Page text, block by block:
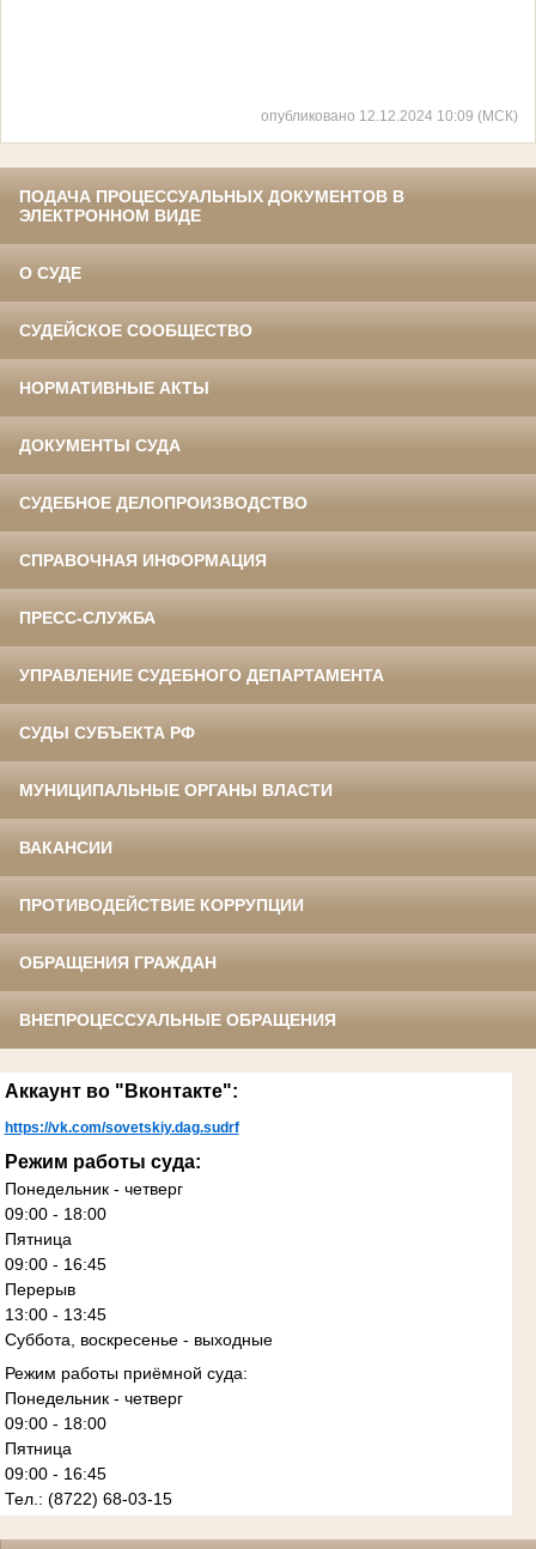
опубликовано 12.12.2024 10:09 (МСК)
ПОДАЧА ПРОЦЕССУАЛЬНЫХ ДОКУМЕНТОВ В
ЭЛЕКТРОННОМ ВИДЕ
О СУДЕ
СУДЕЙСКОЕ СООБЩЕСТВО
НОРМАТИВНЫЕ АКТЫ
ДОКУМЕНТЫ СУДА
СУДЕБНОЕ ДЕЛОПРОИЗВОДСТВО
СПРАВОЧНАЯ ИНФОРМАЦИЯ
ПРЕСС-СЛУЖБА
УПРАВЛЕНИЕ СУДЕБНОГО ДЕПАРТАМЕНТА
СУДЫ СУБЪЕКТА РФ
МУНИЦИПАЛЬНЫЕ ОРГАНЫ ВЛАСТИ
ВАКАНСИИ
ПРОТИВОДЕЙСТВИЕ КОРРУПЦИИ
ОБРАЩЕНИЯ ГРАЖДАН
ВНЕПРОЦЕССУАЛЬНЫЕ ОБРАЩЕНИЯ
Аккаунт во "Вконтакте":
https://vk.com/sovetskiy.dag.sudrf
Режим работы суда:
Понедельник - четверг
09:00 - 18:00
Пятница
09:00 - 16:45
Перерыв
13:00 - 13:45
Суббота, воскресенье - выходные
Режим работы приёмной суда:
Понедельник - четверг
09:00 - 18:00
Пятница
09:00 - 16:45
Тел.: (8722) 68-03-15